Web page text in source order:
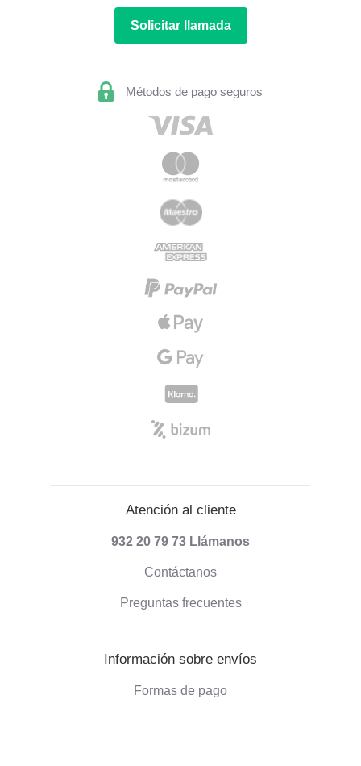
Solicitar llamada
Métodos de pago seguros
Atención al cliente
932 20 79 73 Llámanos
Contáctanos
Preguntas frecuentes
Información sobre envíos
Formas de pago